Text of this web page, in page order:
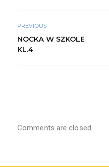
PREVIOUS
NOCKA W SZKOLE
KL.4
Comments are closed.